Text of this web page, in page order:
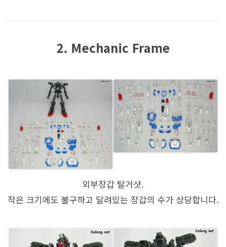
2. Mechanic Frame
외부장갑 탈거샷.
작은 크기에도 불구하고 달려있는 장갑의 수가 상당합니다.